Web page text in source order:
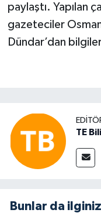
paylaştı. Yapı­lan
gaze­teciler
Dündar’dan
TE
Bunlar da